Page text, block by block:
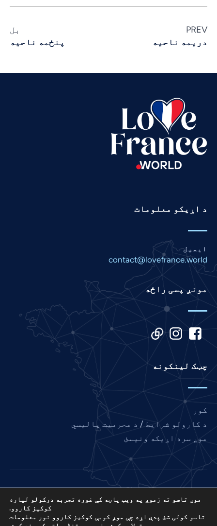
PREV
دریمه ناحیه
بل
پنځمه ناحیه
د اړیکو معلومات
ایمیل
contact@lovefrance.world
مونږ پسی راځه
چټک لینکونه
کور
د کارولو شرایط / د محرمیت پالیسي
موږ سره اړیکه ونیسئ
مینه فرانسه د نړیوال لمونځ د نښلولو پروژه ده،
د متحده ایاالتو 501 (C) (3) غیر انتفاعي EIN: 85-
3845307.
موږ تاسو ته زموږ په ویب پاڼه کې غوره تجربه درکولو لپاره
کوکیز کاروو.
تاسو کولی شئ پدې اړه چې موږ کومې کوکیز کاروو نور معلومات
Afrikaans
Arabic
Finnish
Hindi
Italian
Kannada
Khmer
Korean
Malay
Marathi
Panjabi
Romanian
Russian
Spanish
Swahili
Tamil